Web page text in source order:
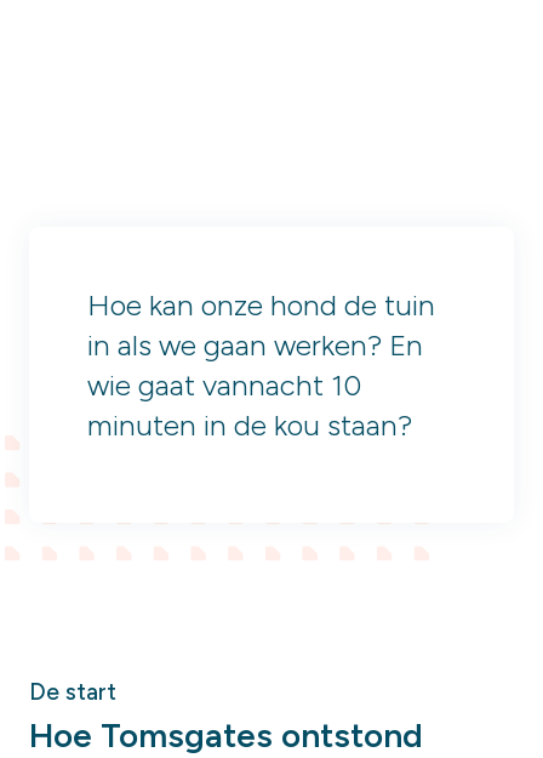
Hoe kan onze hond de tuin
in als we gaan werken? En
wie gaat vannacht 10
minuten in de kou staan?
De start
Hoe Tomsgates ontstond